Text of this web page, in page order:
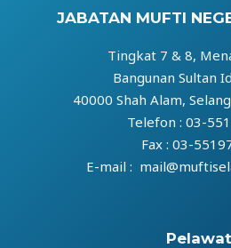
JABATAN MUFTI
Tingkat 7 & 8,
Bangunan Sultan
40000 Shah Alam,
Telefon : 03-
Fax : 03-
E-mail :
Pelawat